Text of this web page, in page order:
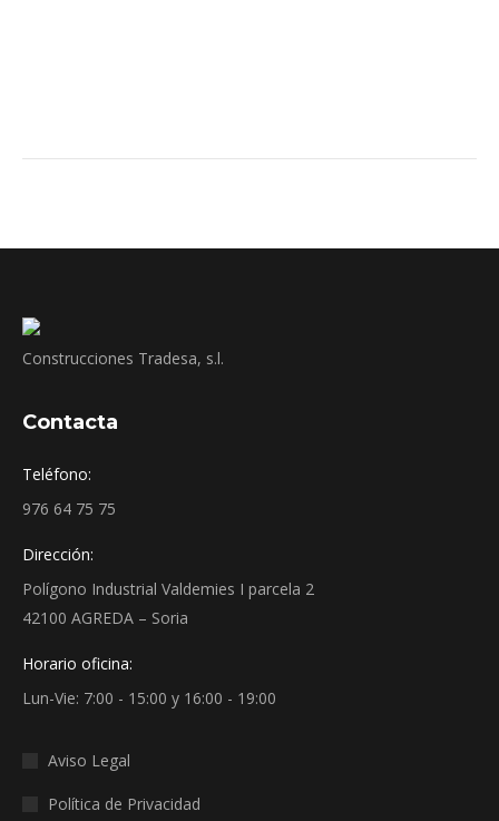
Construcciones Tradesa, s.l.
Contacta
Teléfono:
976 64 75 75
Dirección:
Polígono Industrial Valdemies I parcela 2
42100 AGREDA – Soria
Horario oficina:
Lun-Vie: 7:00 - 15:00 y 16:00 - 19:00
Aviso Legal
Política de Privacidad